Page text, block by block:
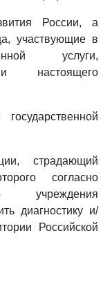
России, а
участвующие в
услуги,
настоящего
страдающий
согласно
учреждения
диагностику и/
Российской